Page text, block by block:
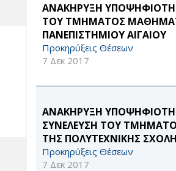
ΑΝΑΚΗΡΥΞΗ
ΤΟΥ ΤΜΗΜΑΤΟΣ
ΠΑΝΕΠΙΣΤΗΜΙΟΥ ΑΙΓΑΙΟΥ
Προκηρύξεις Θέσεων
7 Δεκ 2017
ΑΝΑΚΗΡΥΞΗ
ΣΥΝΕΛΕΥΣΗ ΤΟΥ
ΤΗΣ ΠΟΛΥΤΕΧΝΙΚΗΣ
Προκηρύξεις Θέσεων
7 Δεκ 2017